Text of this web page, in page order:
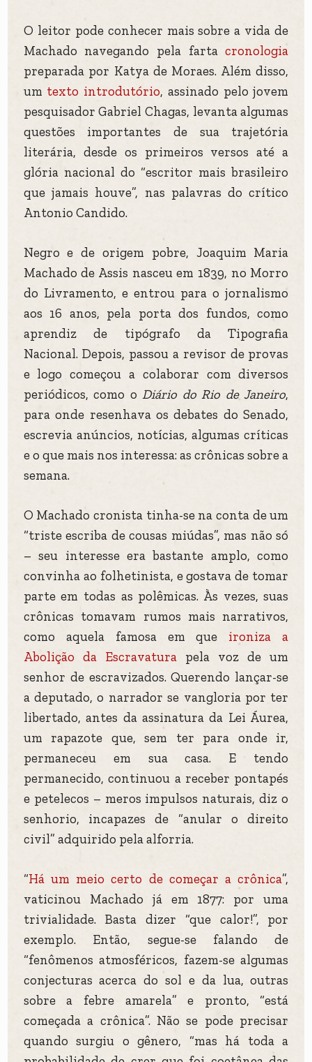
O leitor pode conhecer mais sobre a vida de
Machado navegando pela fartacronologia
preparada por Katya de Moraes. Além disso,
um texto introdutório, assinado pelo jovem
pesquisador Gabriel Chagas, levanta algumas
questões importantes de sua trajetória
literária, desde os primeiros versos até a
glória nacional do “escritor mais brasileiro
que jamais houve”, nas palavras do crítico
Antonio Candido.
Negro e de origem pobre, Joaquim Maria
Machado de Assis nasceu em 1839, no Morro
do Livramento, e entrou para o jornalismo
aos 16 anos, pela porta dos fundos, como
aprendiz de tipógrafo da Tipografia
Nacional. Depois, passou a revisor de provas
e logo começou a colaborar com diversos
periódicos, como o Diário do Rio de Janeiro,
para onde resenhava os debates do Senado,
escrevia anúncios, notícias, algumas críticas
e o que mais nos interessa: as crônicas sobre a
semana.
O Machado cronista tinha-se na conta de um
“triste escriba de cousas miúdas”, mas não só
– seu interesse era bastante amplo, como
convinha ao folhetinista, e gostava de tomar
parte em todas as polêmicas. Às vezes, suas
crônicas tomavam rumos mais narrativos,
como aquela famosa em que ironiza a
Abolição da Escravatura pela voz de um
senhor de escravizados. Querendo lançar-se
a deputado, o narrador se vangloria por ter
libertado, antes da assinatura da Lei Áurea,
um rapazote que, sem ter para onde ir,
permaneceu em sua casa. E tendo
permanecido, continuou a receber pontapés
e petelecos – meros impulsos naturais, diz o
senhorio, incapazes de “anular o direito
civil” adquirido pela alforria.
“Há um meio certo de começar a crônica”,
vaticinou Machado já em 1877: por uma
trivialidade. Basta dizer “que calor!”, por
exemplo. Então, segue-se falando de
“fenômenos atmosféricos, fazem-se algumas
conjecturas acerca do sol e da lua, outras
sobre a febre amarela” e pronto, “está
começada a crônica”. Não se pode precisar
quando surgiu o gênero, “mas há toda a